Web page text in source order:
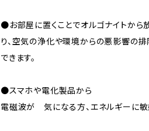
●お部屋に置くことでオルゴナイトから
り、空気の浄化や環境からの悪影響の
できます。
●スマホや電化製品から
電磁波が 気になる方、エネルギーに敏